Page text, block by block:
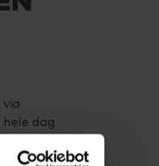
dag
veel